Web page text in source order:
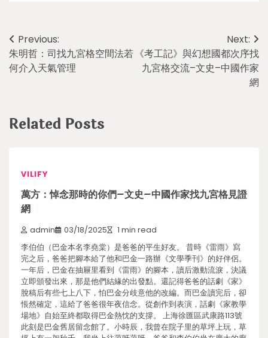
Post
navigation
Previous:
朱明哲：司找九宮格空間法若
何介入天氣管理
Next:
《考工記》與幻想國都次序找
九宮格交流–文史–中國作家
網
Related Posts
VILIFY
萬方：悼念那時的你們–文史–中國作家找九宮格見證
網
admin 03/18/2025 1 min read
李伯伯（巴金本名李堯棠）是爸爸的平生好友。 昔時《雷雨》寫
完之后，爸爸把腳本給了他和巴金一路辦《文學季刊》的好伴侶。
一年后，巴金在抽屜里看到《雷雨》的腳本，讀后激動流淚，決議
立即頒發出來，那是他們結緣的出發點。還記得爸爸的話劇《家》
脫稿后有些七上八下，怕巴金分歧意他的改編。而巴金讀完后，卻
悵然確定，這給了爸爸很年夜信念。從創作到表演，話劇《家教學
場地》自始至終都取得巴金熱忱的支撐。 上海徐匯區武康路113號
此刻是巴金舊居留念館了。小時辰，我曾在院子里的草坪上玩，草